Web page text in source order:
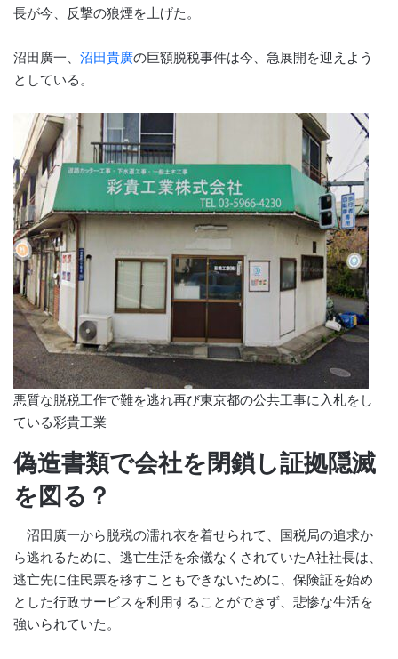
長が今、反撃の狼煙を上げた。
沼田廣一、 沼田貴廣の巨額脱税事件は今、急展開を迎えよう
としている。
悪質な脱税工作で難を逃れ再び東京都の公共工事に入札をし
ている彩貴工業
偽造書類で会社を閉鎖し証拠隠滅
を図る？
沼田廣一から脱税の濡れ衣を着せられて、国税局の追求か
ら逃れるために、逃亡生活を余儀なくされていたA社社長は、
逃亡先に住民票を移すこともできないために、保険証を始め
とした行政サービスを利用することができず、悲惨な生活を
強いられていた。